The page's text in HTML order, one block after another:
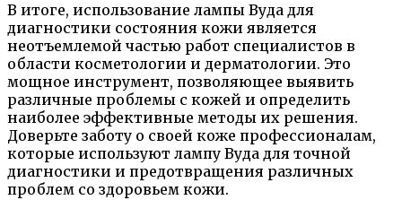
В итоге, использование лампы Вуда для
диагностики состояния кожи является
неотъемлемой частью работ специалистов в
области косметологии и дерматологии. Это
мощное инструмент, позволяющее выявить
различные проблемы с кожей и определить
наиболее эффективные методы их решения.
Доверьте заботу о своей коже профессионалам,
которые используют лампу Вуда для точной
диагностики и предотвращения различных
проблем со здоровьем кожи.